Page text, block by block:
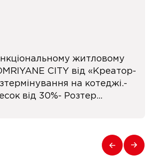
житловому
CITY від «Креатор-
на котеджі.-
від 30%- Розтер...